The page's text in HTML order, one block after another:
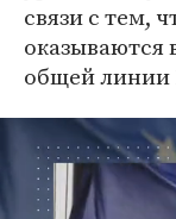
связи с тем,
общей линии